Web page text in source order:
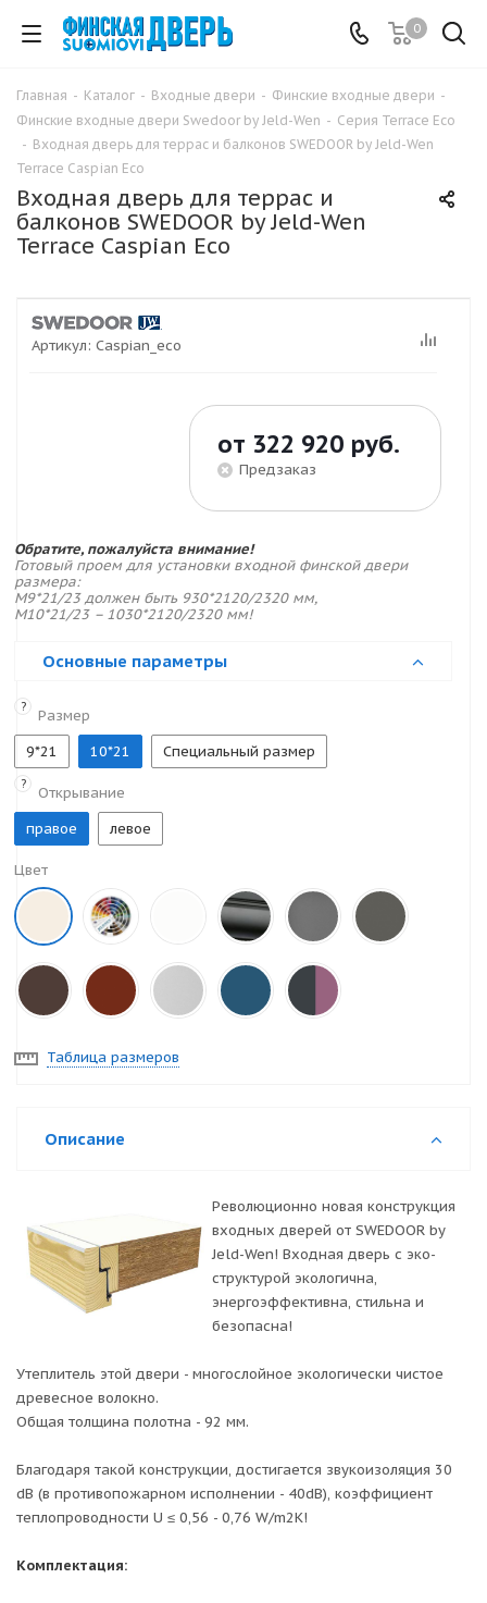
0
Главная - Каталог - Входные двери - Финские входные двери -
Финские входные двери Swedoor by Jeld-Wen - Серия Terrace Eco
- Входная дверь для террас и балконов SWEDOOR by Jeld-Wen
Terrace Caspian Eco
Входная дверь для террас и
балконов SWEDOOR by Jeld-Wen
Terrace Caspian Eco
Артикул: Caspian_eco
от 322 920 руб.
Предзаказ
Обратите, пожалуйста внимание!
Готовый проем для установки входной финской двери
размера:
M9*21/23 должен быть 930*2120/2320 мм,
M10*21/23 – 1030*2120/2320 мм!
Основные параметры
?
Размер
9*21
10*21 Специальный размер
?
Открывание
правое
левое
Цвет
Таблица размеров
Описание
Революционно новая конструкция
входных дверей от SWEDOOR by
Jeld-Wen! Входная дверь с эко-
структурой экологична,
энергоэффективна, стильна и
безопасна!
Утеплитель этой двери - многослойное экологически чистое
древесное волокно.
Общая толщина полотна - 92 мм.
Благодаря такой конструкции, достигается звукоизоляция 30
dB (в противопожарном исполнении - 40dB), коэффициент
теплопроводности U ≤ 0,56 - 0,76 W/m2K!
Комплектация: